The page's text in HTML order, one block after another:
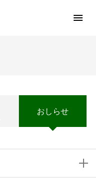
おしらせ